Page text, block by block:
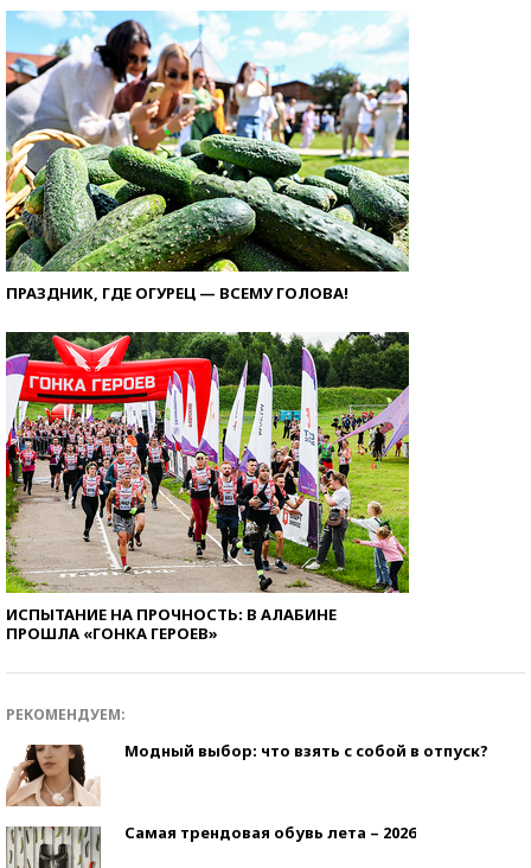
ПРАЗДНИК, ГДЕ ОГУРЕЦ — ВСЕМУ ГОЛОВА!
ИСПЫТАНИЕ НА ПРОЧНОСТЬ: В АЛАБИНЕ
ПРОШЛА «ГОНКА ГЕРОЕВ»
РЕКОМЕНДУЕМ:
Модный выбор: что взять с собой в отпуск?
Самая трендовая обувь лета – 2026